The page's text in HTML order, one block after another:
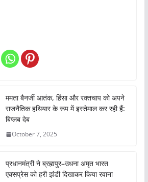
ममता बैनर्जी आतंक, हिंसा और रक्तचाप को अपने
राजनैतिक हथियार के रूप में इस्तेमाल कर रही हैं:
बिप्लब देब
October 7, 2025
प्रधानमंत्री ने ब्रह्मपुर–उधना अमृत भारत
एक्सप्रेस को हरी झंडी दिखाकर किया रवाना